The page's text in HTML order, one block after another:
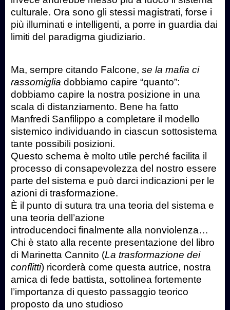
culturale. Ora sono gli stessi magistrati, forse i
più illuminati e intelligenti, a porre in guardia dai
limiti del paradigma giudiziario.
Ma, sempre citando Falcone, se la mafia ci
rassomiglia dobbiamo capire “quanto”:
dobbiamo capire la nostra posizione in una
scala di distanziamento. Bene ha fatto
Manfredi Sanfilippo a completare il modello
sistemico individuando in ciascun sottosistema
tante possibili posizioni.
Questo schema è molto utile perché facilita il
processo di consapevolezza del nostro essere
parte del sistema e può darci indicazioni per le
azioni di trasformazione.
È il punto di sutura tra una teoria del sistema e
una teoria dell’azione
introducendoci finalmente alla nonviolenza…
Chi è stato alla recente presentazione del libro
di Marinetta Cannito (La trasformazione dei
conflitti) ricorderà come questa autrice, nostra
amica di fede battista, sottolinea fortemente
l’importanza di questo passaggio teorico
proposto da uno studioso